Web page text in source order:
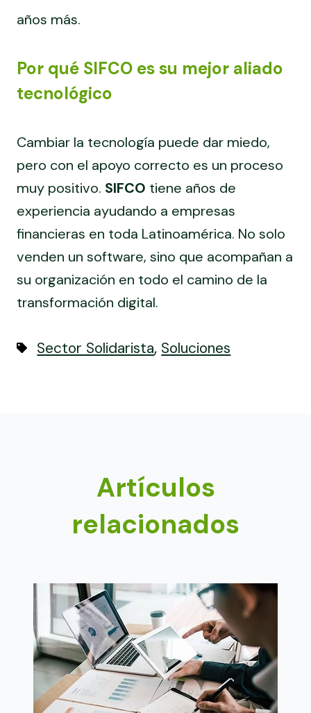
años más.
Por qué SIFCO es su mejor aliado
tecnológico
Cambiar la tecnología puede dar miedo,
pero con el apoyo correcto es un proceso
muy positivo. SIFCO tiene años de
experiencia ayudando a empresas
financieras en toda Latinoamérica. No solo
venden un software, sino que acompañan a
su organización en todo el camino de la
transformación digital.
Sector Solidarista, Soluciones
Artículos
relacionados